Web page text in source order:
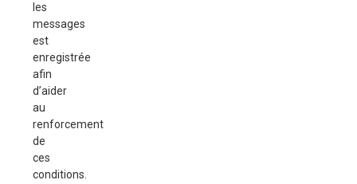
les
messages
est
enregistrée
afin
d’aider
au
renforcement
de
ces
conditions.